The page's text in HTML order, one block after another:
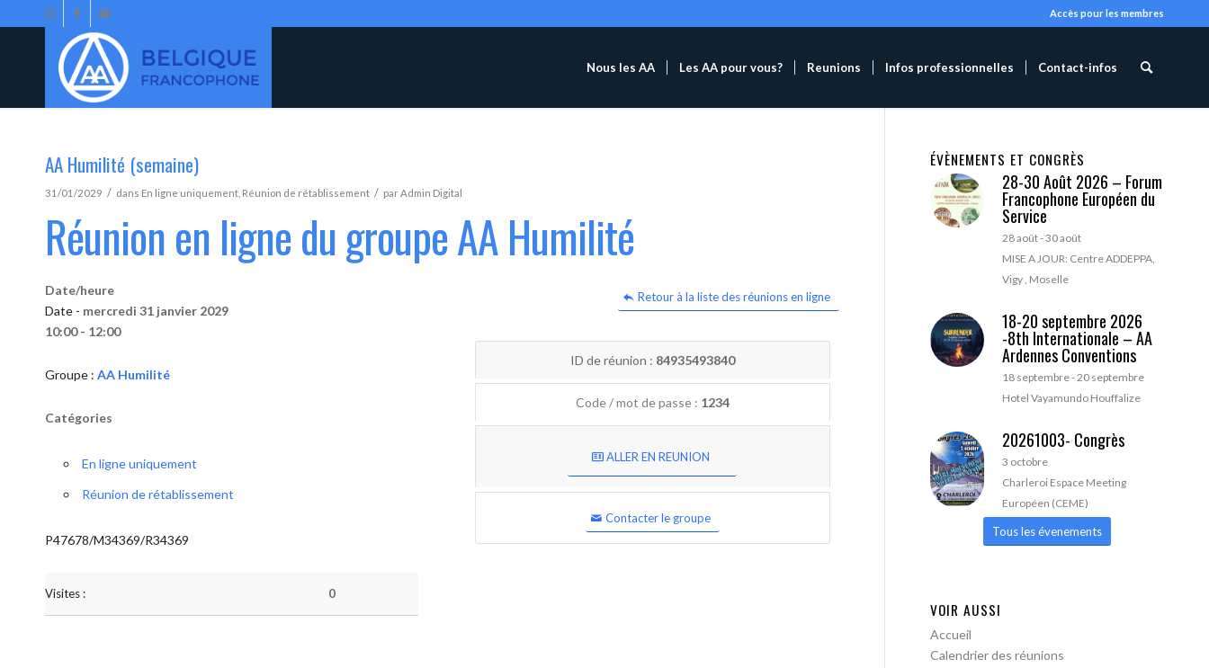
Accès pour les membres
Nous les AA Les AA pour vous? Reunions Infos professionnelles Contact-infos
AA Humilité (semaine)
31/01/2029 / dans En ligne uniquement Réunion de rétablissement / parAdmin Digital
Réunion en ligne du groupe AA Humilité
Retour à la liste des réunions en ligne
Date/heure
Date - mercredi 31 janvier 2029
10:00 - 12:00
Groupe : AA Humilité
Catégories
En ligne uniquement
Réunion de rétablissement
P47678/M34369/R34369
Visites : 0
ID de réunion : 84935493840
Code / mot de passe : 1234
ALLER EN REUNION
Contacter le groupe
ÉVÈNEMENTS ET CONGRÈS
28-30 Août 2026 – Forum
Francophone Européen du
Service
28 août-30 août
MISE A JOUR: Centre ADDEPPA,
Vigy , Moselle
18-20 septembre 2026
-8th Internationale – AA
Ardennes Conventions
18 septembre-20 septembre
Hotel Vayamundo Houffalize
20261003- Congrès
3 octobre
Charleroi Espace Meeting
Européen (CEME)
Tous les évenements
VOIR AUSSI
Accueil
Calendrier des réunions